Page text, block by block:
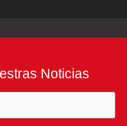
Noticias